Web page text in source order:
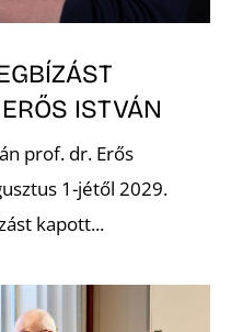
ISTVÁN
prof. dr. Erős
1-jétől 2029.
kapott...